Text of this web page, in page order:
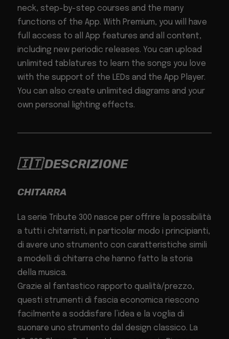
neck, step-by-step courses and the many
functions of the App. With Premium, you will have
full access to all App features and all content,
including new periodic releases. You can upload
unlimited tablatures to learn the songs you love
with the support of the LEDs and the App Player.
You can also create unlimited diagrams and your
own personal lighting effects.
🇮🇹 DESCRIZIONE
CHITARRA
La serie Tribute 300 nasce per offrire la possibilità
a tutti i chitarristi, in particolar modo i principianti,
di avere uno strumento con caratteristiche simili
a modelli di chitarra che hanno fatto la storia
della musica.
Grazie al fantastico rapporto qualità/prezzo,
questi strumenti di fascia economica riescono
facilmente a soddisfare l’idea e la voglia di
suonare uno strumento dal design classico. La